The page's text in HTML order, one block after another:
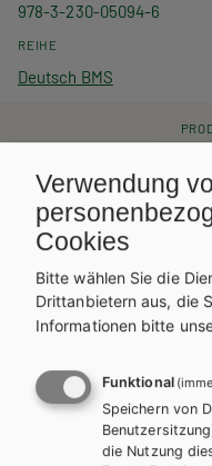
978-3-230-05094-6
REIHE
Deutsch BMS
Preise inkl. MwSt., zzgl.
über die Schulbuchaktion
erhältlich.
AUTOR/INNEN
Mag. Barbara Hofbauer,
Dieses Werk ist
Lehrer/innen
Bitte anmelden,
Verwendung
Cookies
Bitte wählen Sie die
Drittanbietern aus, die
Informationen bitte
Funktional
Speichern von
die Nutzung